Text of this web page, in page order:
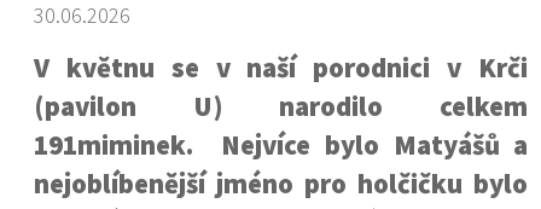
30.06.2026
V květnu se v naší porodnici v Krči
(pavilon U) narodilo celkem
191miminek. Nejvíce bylo Matyášů a
nejoblíbenější jméno pro holčičku bylo